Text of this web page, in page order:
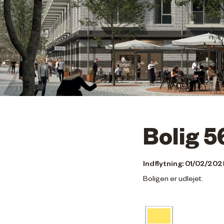
Bolig
Indflytning: 01/02/
Boligen er udlejet.